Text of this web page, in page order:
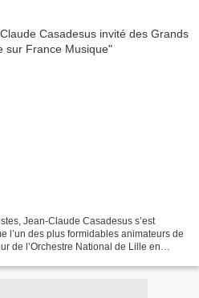
Jean-Claude Casadesus s’est
l’un des plus formidables animateurs de
de l’Orchestre National de Lille en